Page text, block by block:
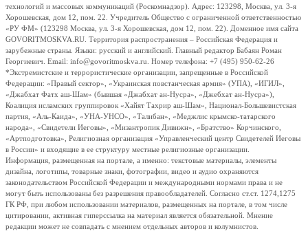
технологий и массовых коммуникаций (Роскомнадзор). Адрес: 123298, Москва, ул. 3-я
Хорошевская, дом 12, пом. 22. Учредитель Общество с ограниченной ответственностью
«РУ ФМ» (123298 Москва, ул. 3-я Хорошевская, дом 12, пом. 22). Доменное имя сайта
GOVORITMOSKVA.RU. Территория распространения – Российская Федерация и
зарубежные страны. Языки: русский и английский. Главный редактор Бабаян Роман
Георгиевич. Email: info@govoritmoskva.ru. Номер телефона: +7 (495) 950-62-26
*Экстремистские и террористические организации, запрещенные в Российской
Федерации: «Правый сектор», «Украинская повстанческая армия» (УПА), «ИГИЛ»,
«Джабхат Фатх аш-Шам» (бывшая «Джабхат ан-Нусра», «Джебхат ан-Нусра»),
Коалиция исламских группировок «Хайят Тахрир аш-Шам», Национал-Большевистская
партия, «Аль-Каида», «УНА-УНСО», «Талибан», «Меджлис крымско-татарского
народа», «Свидетели Иеговы», «Мизантропик Дивижн», «Братство» Корчинского,
«Артподготовка», Религиозная организация «Управленческий центр Свидетелей Иеговы
в России» и входящие в ее структуру местные религиозные организации.
Информация, размещенная на портале, а именно: текстовые материалы, элементы
дизайна, логотипы, товарные знаки, фотографии, видео и аудио охраняются
законодательством Российской Федерации и международными нормами права и не
могут быть использованы без разрешения правообладателей. Согласно ст.ст. 1274,1275
ГК РФ, при любом использовании материалов, размещенных на портале, в том числе
цитировании, активная гиперссылка на материал является обязательной. Мнение
редакции может не совпадать с мнением отдельных авторов и колумнистов.